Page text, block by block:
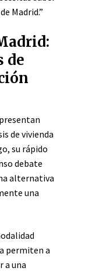
Madrid.”
de
de vivienda
su rápido
debate
alternativa
una
permiten a
a una